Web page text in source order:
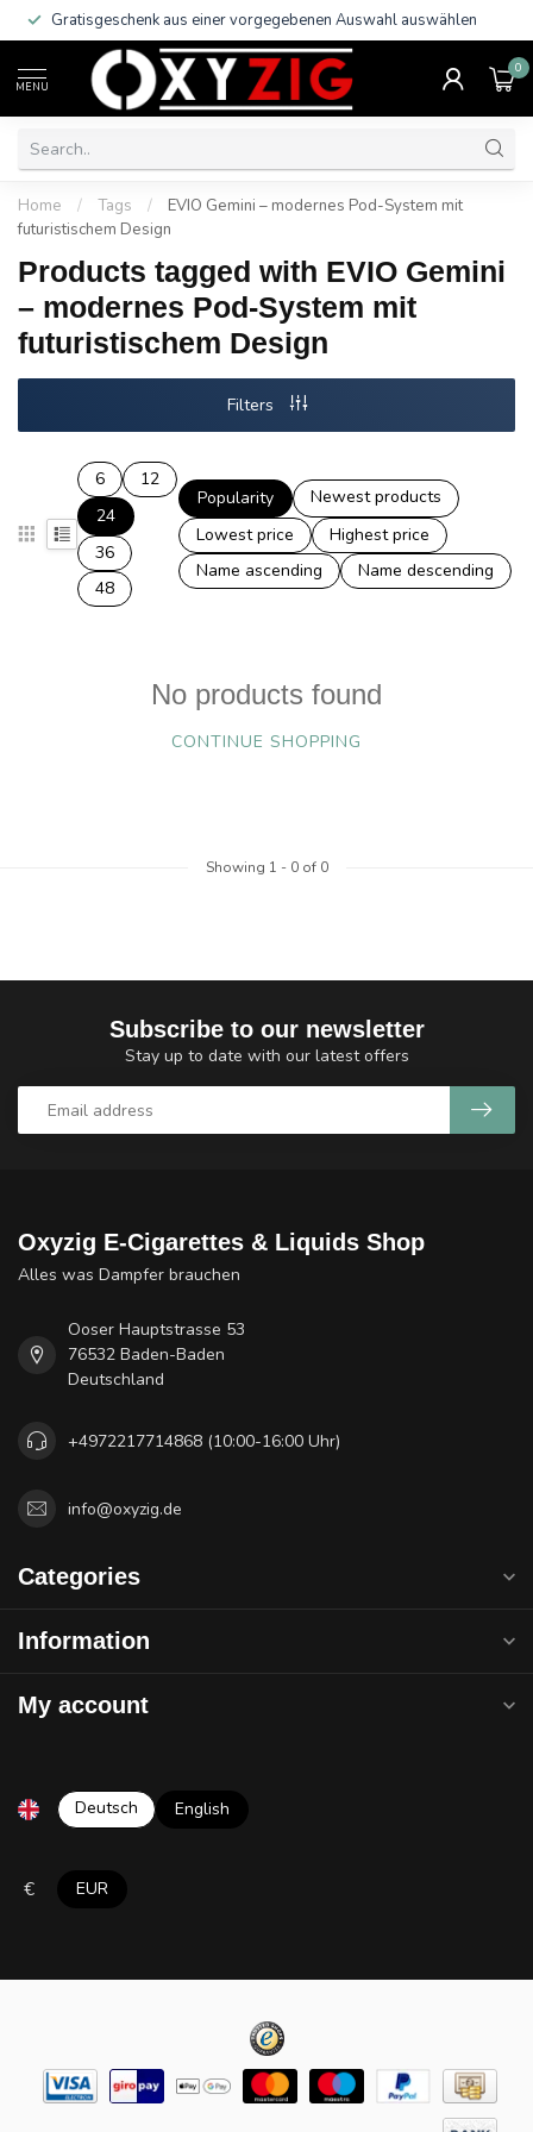
Gratisgeschenk aus einer vorgegebenen Auswahl auswählen
MENU
0
Home / Tags /
EVIO Gemini – modernes Pod-System mit
futuristischem Design
Products tagged with EVIO Gemini
– modernes Pod-System mit
futuristischem Design
Filters
6
12
24
36
48
Popularity
Newest products
Lowest price
Highest price
Name ascending
Name descending
No products found
CONTINUE SHOPPING
Showing 1 - 0of 0
Subscribe to our newsletter
Stay up to date with our latest offers
Oxyzig E-Cigarettes & Liquids Shop
Alles was Dampfer brauchen
Ooser Hauptstrasse 53
76532 Baden-Baden
Deutschland
+4972217714868 (10:00-16:00 Uhr)
info@oxyzig.de
Categories
Information
My account
Deutsch English
€ EUR